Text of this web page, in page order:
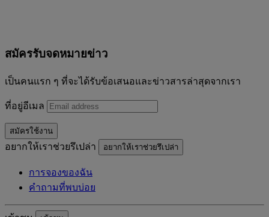
สมัครรับจดหมายข่าว
เป็นคนแรก ๆ ที่จะได้รับข้อเสนอและข่าวสารล่าสุดจากเรา
ที่อยู่อีเมล
สมัครใช้งาน
อยากให้เราช่วยรึเปล่า อยากให้เราช่วยรึเปล่า
การจองของฉัน
คำถามที่พบบ่อย